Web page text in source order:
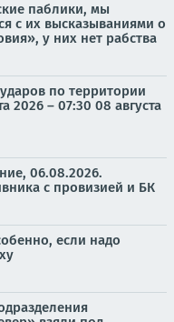
паблики, мы
с их высказываниями о
у них нет рабства
по территории
2026 – 07:30 08 августа
06.08.2026.
с провизией и БК
если надо